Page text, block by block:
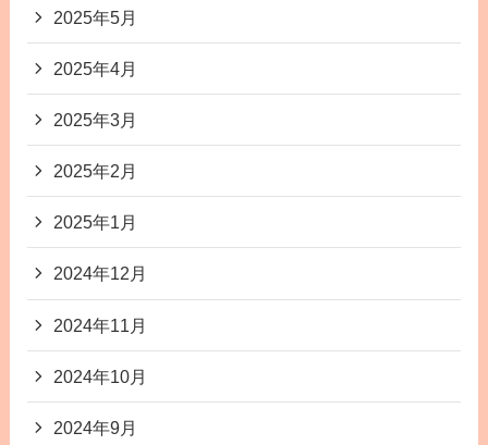
2025年5月
2025年4月
2025年3月
2025年2月
2025年1月
2024年12月
2024年11月
2024年10月
2024年9月